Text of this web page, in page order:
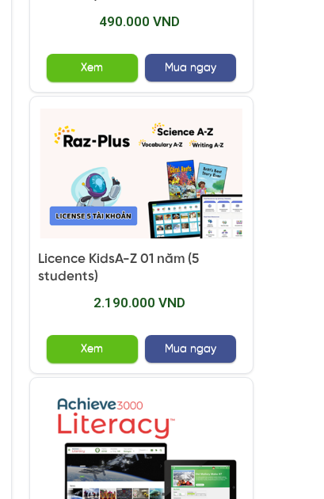
490.000 VND
Xem Mua ngay
Licence KidsA-Z 01 năm (5
students)
2.190.000 VND
Xem Mua ngay